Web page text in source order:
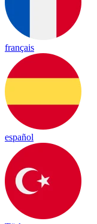
français
español